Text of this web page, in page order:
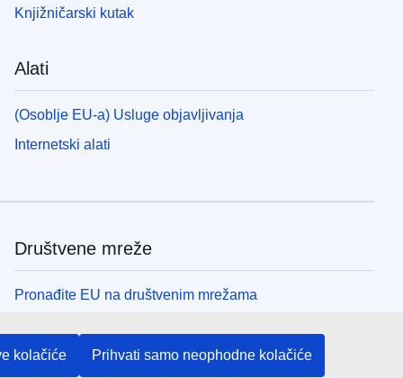
kolačiće Prihvati samo neophodne kolačiće
Knjižničarski kutak
Alati
(Osoblje EU-a) Usluge objavljivanja
Internetski alati
Društvene mreže
Pronađite EU na društvenim mrežama
Institucije i tijela EU-a